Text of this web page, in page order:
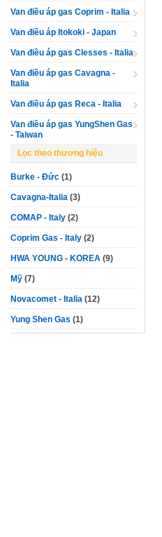
Van điều áp gas Coprim - Italia
Van điều áp Itokoki - Japan
Van điều áp gas Clesses - Italia
Van điều áp gas Cavagna -
Italia
Van điều áp gas Reca - Italia
Van điều áp gas YungShen Gas
- Taiwan
Lọc theo thương hiệu
Burke - Đức (1)
Cavagna-Italia (3)
COMAP - Italy (2)
Coprim Gas - Italy (2)
HWA YOUNG - KOREA (9)
Mỹ (7)
Novacomet - Italia (12)
Yung Shen Gas (1)